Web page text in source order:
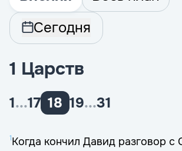
Сегодня
1 Царств
1...17 18 19...31
1Когда кончил Давид разговор с